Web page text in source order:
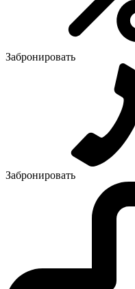
Забронировать
Забронировать